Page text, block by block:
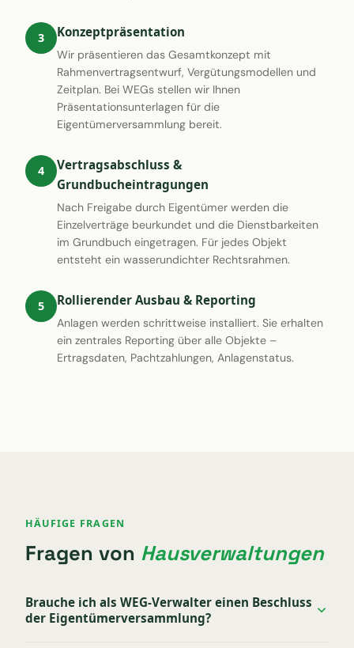
3 Konzeptpräsentation
Wir präsentieren das Gesamtkonzept mit
Rahmenvertragsentwurf, Vergütungsmodellen und
Zeitplan. Bei WEGs stellen wir Ihnen
Präsentationsunterlagen für die
Eigentümerversammlung bereit.
4
Vertragsabschluss &
Grundbucheintragungen
Nach Freigabe durch Eigentümer werden die
Einzelverträge beurkundet und die Dienstbarkeiten
im Grundbuch eingetragen. Für jedes Objekt
entsteht ein wasserundichter Rechtsrahmen.
5 Rollierender Ausbau & Reporting
Anlagen werden schrittweise installiert. Sie erhalten
ein zentrales Reporting über alle Objekte –
Ertragsdaten, Pachtzahlungen, Anlagenstatus.
HÄUFIGE FRAGEN
Fragen von Hausverwaltungen
Brauche ich als WEG-Verwalter einen Beschluss
der Eigentümerversammlung?